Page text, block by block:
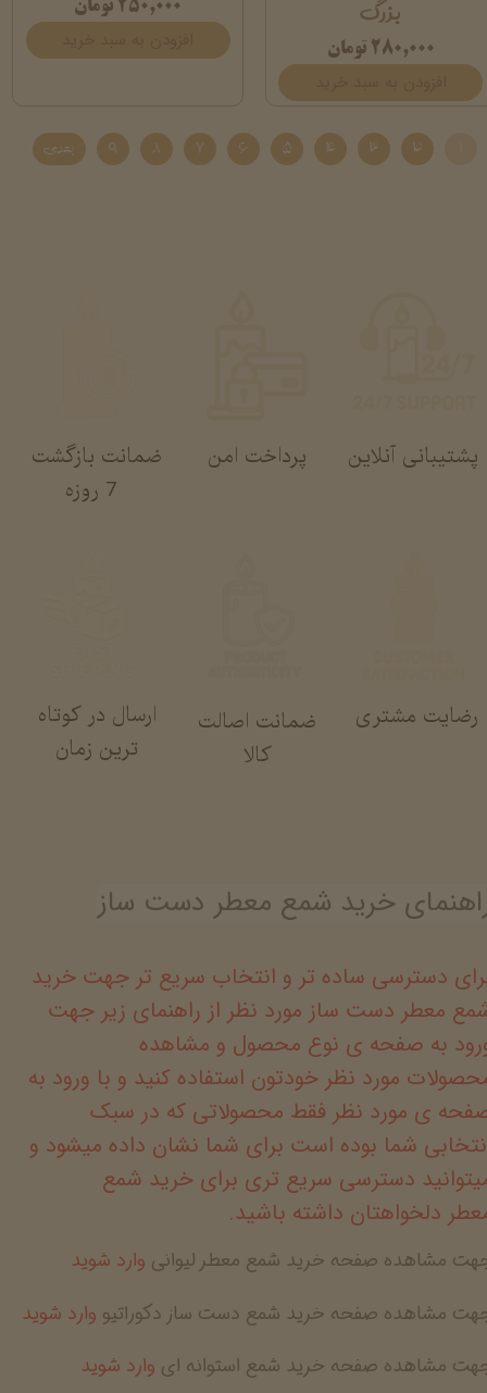
بزرگ
۲۸۰,۰۰۰ تومان
۲۵۰,۰۰۰ تومان
۲ ۳ ۴ ۵ ۶ ۷ ۸ ۹ بعدی
ضمانت بازگشت
پرداخت امن
ارسال در کوتاه
ترین زمان
پشتیبانی آنلاین
رضایت مشتری
ضمانت اصالت
کالا
دسترسی ساده تر و انتخاب سریع تر جهت خرید
معطر دست ساز مورد نظر از راهنمای زیر جهت
به صفحه ی نوع محصول و مشاهده
مورد نظر خودتون استفاده کنید و با ورود به
ی مورد نظر فقط محصولاتی که در سبک
شما بوده است برای شما نشان داده میشود و
دسترسی سریع تری برای خرید شمع
دلخواهتان داشته باشید.
مشاهده صفحه خرید شمع معطر لیوانی وارد شوید
مشاهده صفحه خرید شمع دست ساز دکوراتیو وارد شوید
مشاهده صفحه خرید شمع استوانه ای وارد شوید
خرید شمع معطر دست ساز